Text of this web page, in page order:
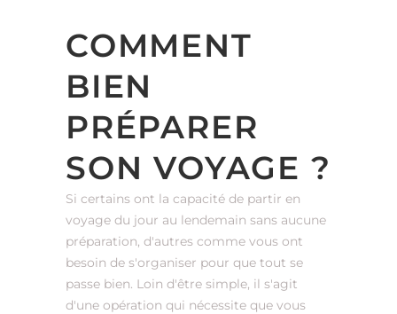
COMMENT
BIEN
PRÉPARER
SON VOYAGE ?
Si certains ont la capacité de partir en
voyage du jour au lendemain sans aucune
préparation, d'autres comme vous ont
besoin de s'organiser pour que tout se
passe bien. Loin d'être simple, il s'agit
d'une opération qui nécessite que vous